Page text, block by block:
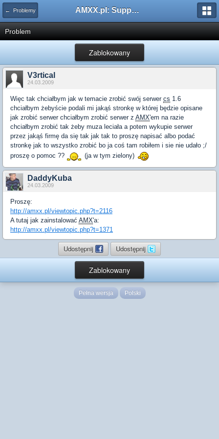
← Problemy AMXX.pl: Support AMX Mod X i SourceMod
Problem
Zablokowany
V3rtical
24.03.2009
Więc tak chciałbym jak w temacie zrobić swój serwer cs 1.6
chciałbym żebyście podali mi jakąś stronkę w której będzie opisane
jak zrobić serwer chciałbym zrobić serwer z AMX'em na razie
chciałbym zrobić tak żeby muza leciała a potem wykupie serwer
przez jakąś firmę da się tak jak tak to proszę napisać albo podać
stronkę jak to wszystko zrobić bo ja coś tam robiłem i sie nie udało ;/
proszę o pomoc ??
(ja w tym zielony)
DaddyKuba
24.03.2009
Proszę:
http://amxx.pl/viewtopic.php?t=2116
A tutaj jak zainstalować AMX'a:
http://amxx.pl/viewtopic.php?t=1371
Udostępnij Udostępnij
Zablokowany
Pełna wersja Polski